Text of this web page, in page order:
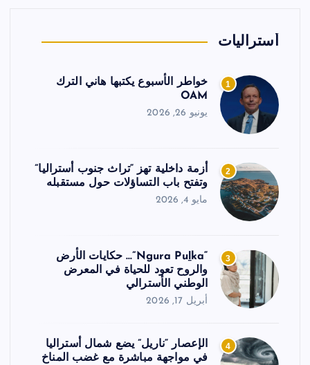
أستراليات
1
خواطر الأسبوع يكتبها هاني الترك
OAM
يونيو 26, 2026
2
أزمة داخلية تهز “تراث جنوب أستراليا”
وتفتح باب التساؤلات حول مستقبله
مايو 4, 2026
3
“Ngura Puḻka”… حكايات الأرض
والروح تعود للحياة في المعرض
الوطني الأسترالي
أبريل 17, 2026
4
الإعصار “ناريل” يضع شمال أستراليا
في مواجهة مباشرة مع غضب المناخ